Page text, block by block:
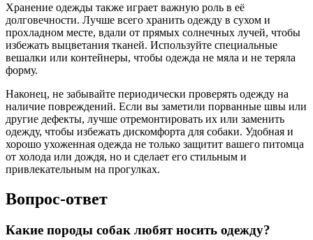
Хранение одежды также играет важную роль в её
долговечности. Лучше всего хранить одежду в сухом и
прохладном месте, вдали от прямых солнечных лучей, чтобы
избежать выцветания тканей. Используйте специальные
вешалки или контейнеры, чтобы одежда не мяла и не теряла
форму.
Наконец, не забывайте периодически проверять одежду на
наличие повреждений. Если вы заметили порванные швы или
другие дефекты, лучше отремонтировать их или заменить
одежду, чтобы избежать дискомфорта для собаки. Удобная и
хорошо ухоженная одежда не только защитит вашего питомца
от холода или дождя, но и сделает его стильным и
привлекательным на прогулках.
Вопрос-ответ
Какие породы собак любят носить одежду?